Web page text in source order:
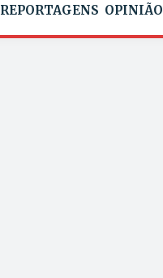
REPORTAGENS OPINIÃO